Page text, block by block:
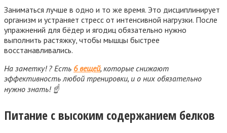
Заниматься лучше в одно и то же время. Это дисциплинирует
организм и устраняет стресс от интенсивной нагрузки. После
упражнений для бёдер и ягодиц обязательно нужно
выполнить растяжку, чтобы мышцы быстрее
восстанавливались.
На заметку! ? Есть 6 вещей, которые снижают
эффективность любой тренировки, и о них обязательно
нужно знать! ☝
Питание с высоким содержанием белков